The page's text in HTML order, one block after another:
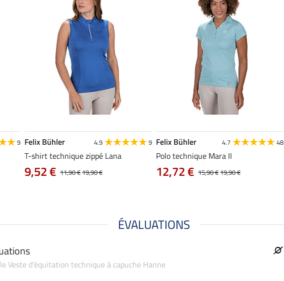
9 Felix Bühler 4.9 9
T-shirt technique zippé Lana
11,90 €19,90 €
9,52 €
Felix Bühler 4.7 48
Polo technique Mara II
15,90 €19,90 €
12,72 €
ÉVALUATIONS
Veste d'équitation technique à capuche Hanne